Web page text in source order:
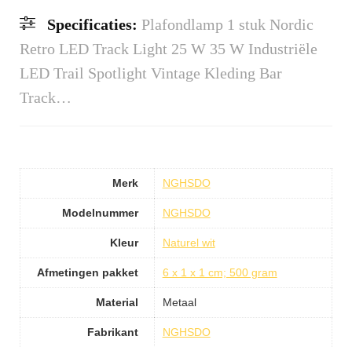
Specificaties: Plafondlamp 1 stuk Nordic
Retro LED Track Light 25 W 35 W Industriële
LED Trail Spotlight Vintage Kleding Bar
Track…
Merk NGHSDO
Modelnummer NGHSDO
Kleur Naturel wit
Afmetingen pakket 6 x 1 x 1 cm; 500 gram
Material Metaal
Fabrikant NGHSDO